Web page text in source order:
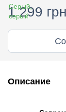
1 299 грн
Описание